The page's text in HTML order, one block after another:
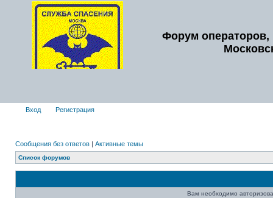
Форум операторов,
Вход Регистрация
Сообщения без ответов | Активные темы
Список форумов
Вам необходимо